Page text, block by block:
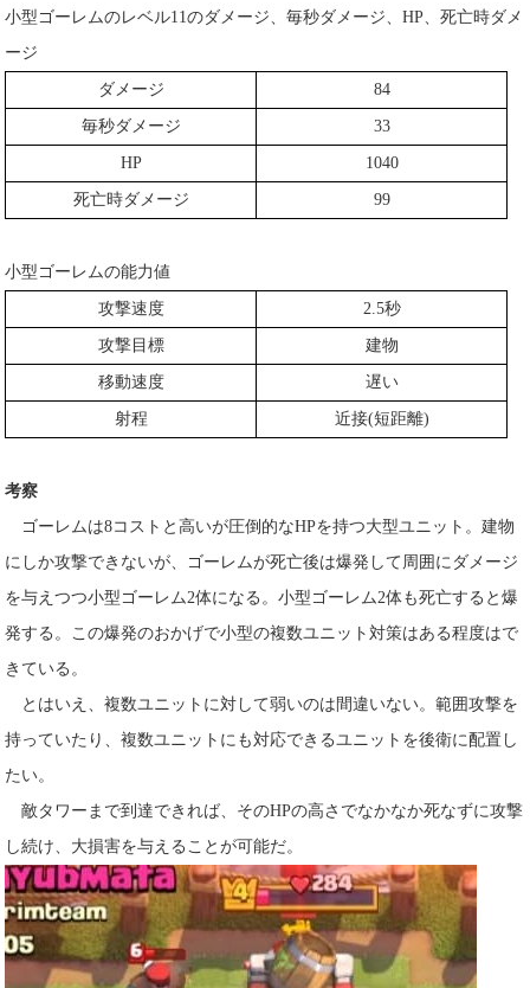
小型ゴーレムのレベル11のダメージ、毎秒ダメージ、HP、死亡時ダメ
ージ
ダメージ 84
毎秒ダメージ 33
HP 1040
死亡時ダメージ 99
小型ゴーレムの能力値
攻撃速度 2.5秒
攻撃目標 建物
移動速度 遅い
射程 近接(短距離)
考察
ゴーレムは8コストと高いが圧倒的なHPを持つ大型ユニット。建物
にしか攻撃できないが、ゴーレムが死亡後は爆発して周囲にダメージ
を与えつつ小型ゴーレム2体になる。小型ゴーレム2体も死亡すると爆
発する。この爆発のおかげで小型の複数ユニット対策はある程度はで
きている。
とはいえ、複数ユニットに対して弱いのは間違いない。範囲攻撃を
持っていたり、複数ユニットにも対応できるユニットを後衛に配置し
たい。
敵タワーまで到達できれば、そのHPの高さでなかなか死なずに攻撃
し続け、大損害を与えることが可能だ。